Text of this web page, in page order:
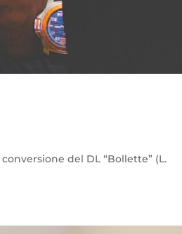
del DL “Bollette” (L.